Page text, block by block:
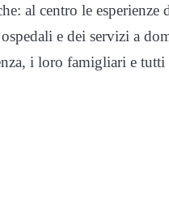
al centro le
e dei servizi a
i loro famigliari e